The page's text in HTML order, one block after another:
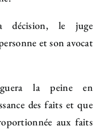
décision, le juge
et son avocat
la peine en
des faits et que
aux faits